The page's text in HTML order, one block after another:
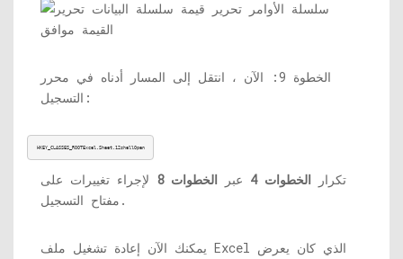
الخطوة 9: الآن ، انتقل إلى المسار أدناه في محرر
التسجيل:
HKEY_CLASSES_ROOTExcel.Sheet.12shellOpen
تكرار الخطوات 4 عبر الخطوات 8
لإجراء تغييرات على
مفتاح التسجيل.
يمكنك الآن إعادة تشغيل ملف Excel الذي كان يعرض